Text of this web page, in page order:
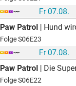
Fr 07.08.
Paw Patrol | Hund
Folge S06E23
Fr 07.08.
Paw Patrol | Die
Folge S06E22